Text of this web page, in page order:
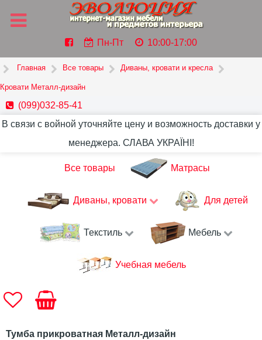
Пн-Пт 10:00-17:00
Главная Все товары Диваны, кровати и кресла
Кровати Металл-дизайн
(099)032-85-41
В связи с войной уточняйте цену и возможность доставки у
менеджера. СЛАВА УКРАЇНІ!
Все товары Матрасы
Диваны, кровати Для детей
Текстиль Мебель
Учебная мебель
Тумба прикроватная Металл-дизайн